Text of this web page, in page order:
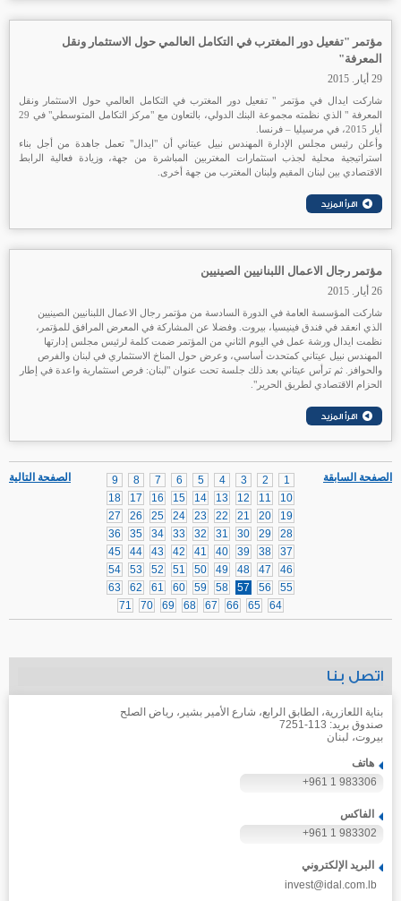
مؤتمر "تفعيل دور المغترب في التكامل العالمي حول الاستثمار ونقل
المعرفة"
29 أيار. 2015
شاركت ايدال في مؤتمر " تفعيل دور المغترب في التكامل العالمي حول الاستثمار ونقل
المعرفة " الذي نظمته مجموعة البنك الدولي، بالتعاون مع "مركز التكامل المتوسطي" في 29
أيار 2015، في مرسيليا – فرنسا.
وأعلن رئيس مجلس الإدارة المهندس نبيل عيتاني أن "ايدال" تعمل جاهدة من أجل بناء
استراتيجية محلية لجذب استثمارات المغتربين المباشرة من جهة، وزيادة فعالية الرابط
الاقتصادي بين لبنان المقيم ولبنان المغترب من جهة أخرى.
مؤتمر رجال الاعمال اللبنانيين الصينيين
26 أيار. 2015
شاركت المؤسسة العامة في الدورة السادسة من مؤتمر رجال الاعمال اللبنانيين الصينيين
الذي انعقد في فندق فينيسيا، بيروت. وفضلا عن المشاركة في المعرض المرافق للمؤتمر،
نظمت ايدال ورشة عمل في اليوم الثاني من المؤتمر ضمت كلمة لرئيس مجلس إدارتها
المهندس نبيل عيتاني كمتحدث أساسي، وعرض حول المناخ الاستثماري في لبنان والفرص
والحوافز. ثم ترأس عيتاني بعد ذلك جلسة تحت عنوان "لبنان: فرص استثمارية واعدة في إطار
الحزام الاقتصادي لطريق الحرير".
الصفحة التالية 1
2
3
4
5
6
7
8
9
10
11
12
13
14
15
16
17
18
19
20
21
22
23
24
25
26
27
28
29
30
31
32
33
34
35
36
37
38
39
40
41
42
43
44
45
46
47
48
49
50
51
52
53
54
55
56
57
58
59
60
61
62
63
64
65
66
67
68
69
70
71
الصفحة السابقة
اتصل بنا
بناية اللعازرية، الطابق الرابع، شارع الأمير بشير، رياض الصلح
صندوق بريد: 113-7251
بيروت، لبنان
هاتف
+961 1 983306
الفاكس
+961 1 983302
البريد الإلكتروني
invest@idal.com.lb